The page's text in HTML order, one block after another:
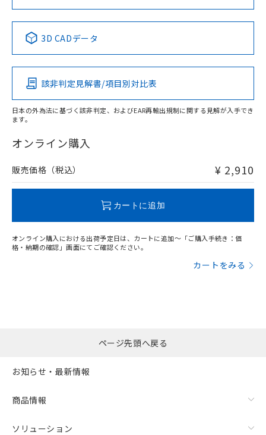
Pb Hg Cd Cr(VI)
O
在庫等で未対応品が混在する可能性があります。
問い合わせください。
No No No No
この製品の規格認証/適合状況ページへ
その他の認証はこちらのページからご検索ください
3D CADデータ
該非判定見解書/項目別対比表
日本の外為法に基づく該非判定、およびEAR再輸出規制に関する見解が入手でき
ます。
オンライン購入
販売価格（税込） ¥ 2,910
カートに追加
オンライン購入における出荷予定日は、カートに追加～「ご購入手続き：価
格・納期の確認」画面にてご確認ください。
カートをみる
ページ先頭へ戻る
お知らせ・最新情報
商品情報
ソリューション